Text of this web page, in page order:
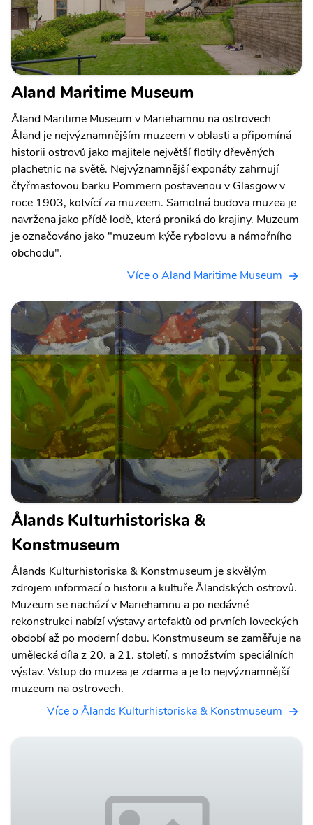
Aland Maritime Museum
Åland Maritime Museum v Mariehamnu na ostrovech
Åland je nejvýznamnějším muzeem v oblasti a připomíná
historii ostrovů jako majitele největší flotily dřevěných
plachetnic na světě. Nejvýznamnější exponáty zahrnují
čtyřmastovou barku Pommern postavenou v Glasgow v
roce 1903, kotvící za muzeem. Samotná budova muzea je
navržena jako přídě lodě, která proniká do krajiny. Muzeum
je označováno jako "muzeum kýče rybolovu a námořního
obchodu".
Více o Aland Maritime Museum
Ålands Kulturhistoriska &
Konstmuseum
Ålands Kulturhistoriska & Konstmuseum je skvělým
zdrojem informací o historii a kultuře Ålandských ostrovů.
Muzeum se nachází v Mariehamnu a po nedávné
rekonstrukci nabízí výstavy artefaktů od prvních loveckých
období až po moderní dobu. Konstmuseum se zaměřuje na
umělecká díla z 20. a 21. století, s množstvím speciálních
výstav. Vstup do muzea je zdarma a je to nejvýznamnější
muzeum na ostrovech.
Více o Ålands Kulturhistoriska & Konstmuseum